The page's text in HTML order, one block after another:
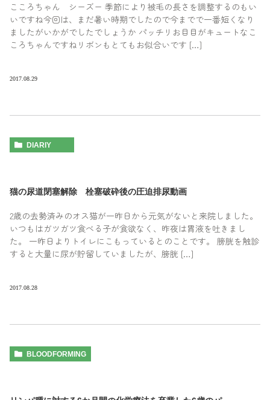
こころちゃん シーズー 季節により被毛の長さを調整するのもい
いですね今回は、まだ暑い時期でしたので今までで一番短くなり
ましたがいかがでしたでしょうか パッチリお目目がキュートなこ
ころちゃんですねリボンもとてもお似合いです […]
2017.08.29
DIARIY
猫の尿道閉塞解除 栓塞破砕後の圧迫排尿動画
2歳の去勢済みのオス猫が一昨日から元気がないと来院しました。
いつもはガツガツ食べる子が食欲なく、昨夜は胃液を吐きまし
た。 一昨日よりトイレにこもっているとのことです。 膀胱を触診
すると大量に尿が貯留していましたが、膀胱 […]
2017.08.28
BLOODFORMING